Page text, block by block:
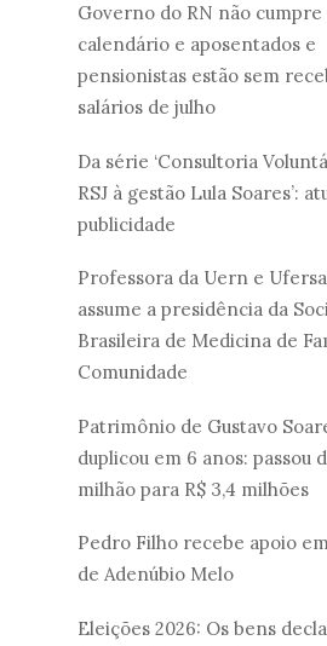
Governo do RN não cumpre
calendário e aposentados e
pensionistas estão sem
salários de julho
Da série ‘Consultoria
RSJ à gestão Lula Soares’:
publicidade
Professora da Uern e Ufersa
assume a presidência da
Brasileira de Medicina de
Comunidade
Patrimônio de Gustavo
duplicou em 6 anos: passou
milhão para R$ 3,4 milhões
Pedro Filho recebe apoio
de Adenúbio Melo
Eleições 2026: Os bens